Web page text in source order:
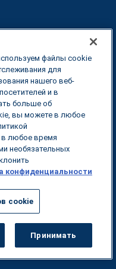
файлы cookie
для
нашего веб-
и в
больше об
вы можете в любое
в любое время
необязательных
конфиденциальности
cookie
Принимать